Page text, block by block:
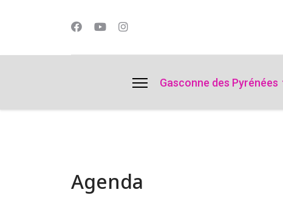
Gasconne des Pyrénées
Agenda